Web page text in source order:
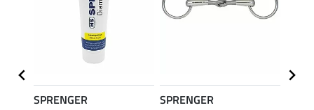
SPRENGER
SPRENGER